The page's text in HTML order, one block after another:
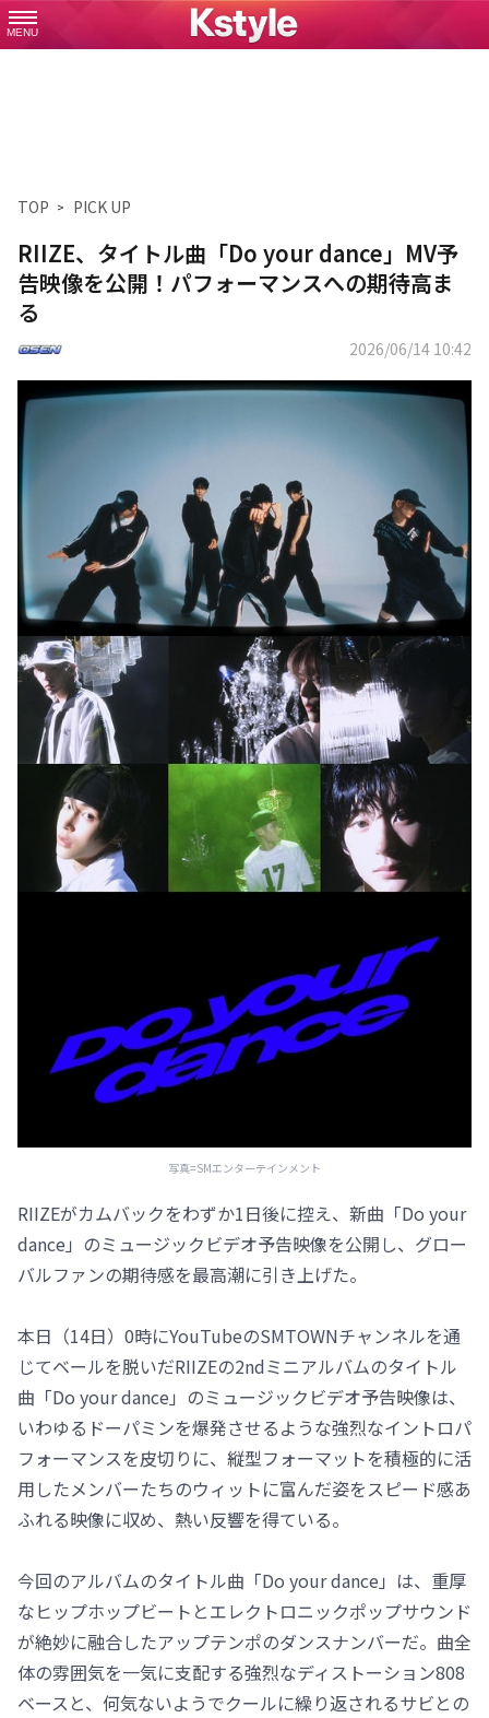
MENU
TOP PICK UP
RIIZE、タイトル曲「Do your dance」MV予
告映像を公開！パフォーマンスへの期待高ま
る
2026/06/14 10:42
写真=SMエンターテインメント
RIIZEがカムバックをわずか1日後に控え、新曲「Do your
dance」のミュージックビデオ予告映像を公開し、グロー
バルファンの期待感を最高潮に引き上げた。
本日（14日）0時にYouTubeのSMTOWNチャンネルを通
じてベールを脱いだRIIZEの2ndミニアルバムのタイトル
曲「Do your dance」のミュージックビデオ予告映像は、
いわゆるドーパミンを爆発させるような強烈なイントロパ
フォーマンスを皮切りに、縦型フォーマットを積極的に活
用したメンバーたちのウィットに富んだ姿をスピード感あ
ふれる映像に収め、熱い反響を得ている。
今回のアルバムのタイトル曲「Do your dance」は、重厚
なヒップホップビートとエレクトロニックポップサウンド
が絶妙に融合したアップテンポのダンスナンバーだ。曲全
体の雰囲気を一気に支配する強烈なディストーション808
ベースと、何気ないようでクールに繰り返されるサビとの